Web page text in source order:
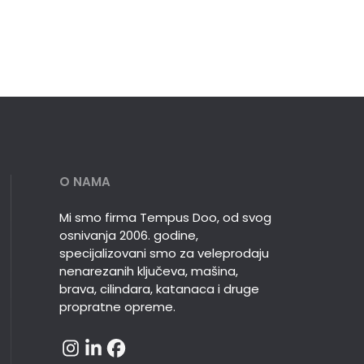
O NAMA
Mi smo firma Tempus Doo, od svog
osnivanja 2006. godine,
specijalizovani smo za veleprodaju
nenarezanih ključeva, mašina,
brava, cilindara, katanaca i druge
propratne opreme.